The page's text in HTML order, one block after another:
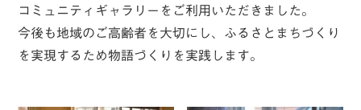
コミュニティギャラリーをご利用いただきました。
今後も地域のご高齢者を大切にし、ふるさとまちづくり
を実現するため物語づくりを実践します。